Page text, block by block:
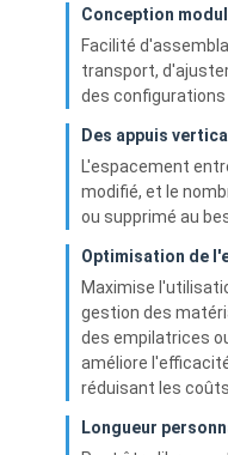
À la maison
Produits
Vidéos
Conception
Facilité
transport,
des
Des appuis
L'espacement
modifié, et le
ou supprimé au
Optimisation de
Maximise
gestion des
des empilatrices
améliore
réduisant les
Longueur